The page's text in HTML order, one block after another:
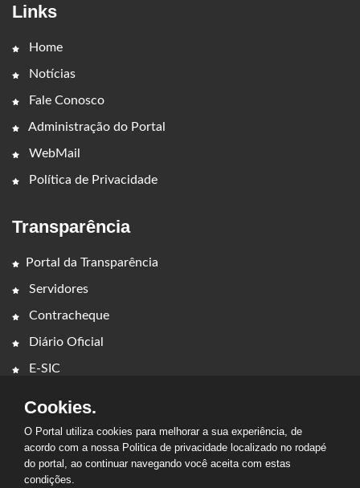
Links
Home
Notícias
Fale Conosco
Administração do Portal
WebMail
Política de Privacidade
Transparência
Portal da Transparência
Servidores
Contracheque
Diário Oficial
E-SIC
Cookies.
O Portal utiliza cookies para melhorar a sua experiência, de
acordo com a nossa Politica de privacidade localizado no rodapé
do portal, ao continuar navegando você aceita com estas
condições.
2026 - PREFEITURA MUNICIPAL DE CAMPESTRE DO